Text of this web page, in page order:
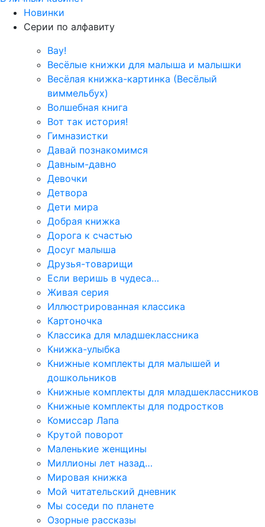
Новинки
Серии по алфавиту
Вау!
Весёлые книжки для малыша и малышки
Весёлая книжка-картинка (Весёлый
виммельбух)
Волшебная книга
Вот так история!
Гимназистки
Давай познакомимся
Давным-давно
Девочки
Детвора
Дети мира
Добрая книжка
Дорога к счастью
Досуг малыша
Друзья-товарищи
Если веришь в чудеса…
Живая серия
Иллюстрированная классика
Картоночка
Классика для младшеклассника
Книжка-улыбка
Книжные комплекты для малышей и
дошкольников
Книжные комплекты для младшеклассников
Книжные комплекты для подростков
Комиссар Лапа
Крутой поворот
Маленькие женщины
Миллионы лет назад…
Мировая книжка
Мой читательский дневник
Мы соседи по планете
Озорные рассказы